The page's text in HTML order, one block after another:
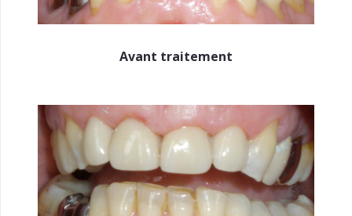
Avant traitement